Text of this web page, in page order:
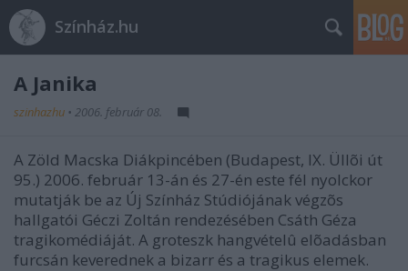
Színház.hu
A Janika
szinhazhu • 2006. február 08.
A Zöld Macska Diákpincében (Budapest, IX. Üllõi út
95.) 2006. február 13-án és 27-én este fél nyolckor
mutatják be az Új Színház Stúdiójának végzõs
hallgatói Géczi Zoltán rendezésében Csáth Géza
tragikomédiáját. A groteszk hangvételû elõadásban
furcsán keverednek a bizarr és a tragikus elemek.